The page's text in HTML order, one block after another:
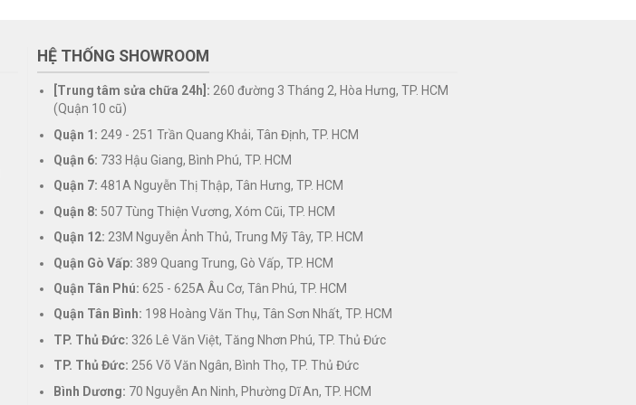
HỆ THỐNG SHOWROOM
[Trung tâm sửa chữa 24h]: 260 đường 3 Tháng 2, Hòa Hưng, TP. HCM
(Quận 10 cũ)
Quận 1: 249 - 251 Trần Quang Khải, Tân Định, TP. HCM
Quận 6: 733 Hậu Giang, Bình Phú, TP. HCM
Quận 7: 481A Nguyễn Thị Thập, Tân Hưng, TP. HCM
Quận 8: 507 Tùng Thiện Vương, Xóm Cũi, TP. HCM
Quận 12: 23M Nguyễn Ảnh Thủ, Trung Mỹ Tây, TP. HCM
Quận Gò Vấp: 389 Quang Trung, Gò Vấp, TP. HCM
Quận Tân Phú: 625 - 625A Âu Cơ, Tân Phú, TP. HCM
Quận Tân Bình: 198 Hoàng Văn Thụ, Tân Sơn Nhất, TP. HCM
TP. Thủ Đức: 326 Lê Văn Việt, Tăng Nhơn Phú, TP. Thủ Đức
TP. Thủ Đức: 256 Võ Văn Ngân, Bình Thọ, TP. Thủ Đức
Bình Dương: 70 Nguyễn An Ninh, Phường Dĩ An, TP. HCM